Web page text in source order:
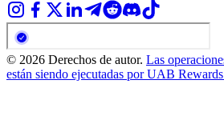
© 2026 Derechos de autor. Las
están siendo ejecutadas por UAB